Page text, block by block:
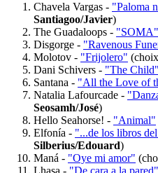
Chavela Vargas - "Paloma
Santiagoo/Javier)
The Guadaloops - "SOMA"
Disgorge - "Ravenous
Molotov - "Frijolero"
Dani Schivers - "The Child"
Santana - "All the Love of
Natalia Lafourcade -
Seosamh/José)
Hello Seahorse! - "Animal"
Elfonía - "...de los libros
Silberius/Edouard)
Maná - "Oye mi amor"
Lhasa - "De cara a la pared"